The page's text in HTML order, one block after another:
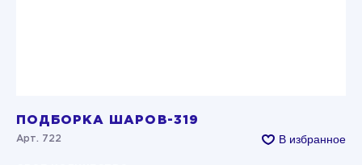
ПОДБОРКА ШАРОВ-319
Арт. 722 В избранное